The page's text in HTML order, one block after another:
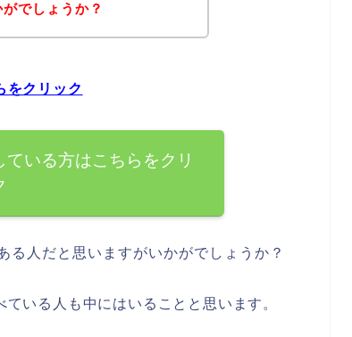
でしょうか？
をクリック
いる方はこちらをクリ
る人だと思いますがいかがでしょうか？
いる人も中にはいることと思います。